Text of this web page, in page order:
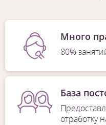
Много
80%
База
отработку